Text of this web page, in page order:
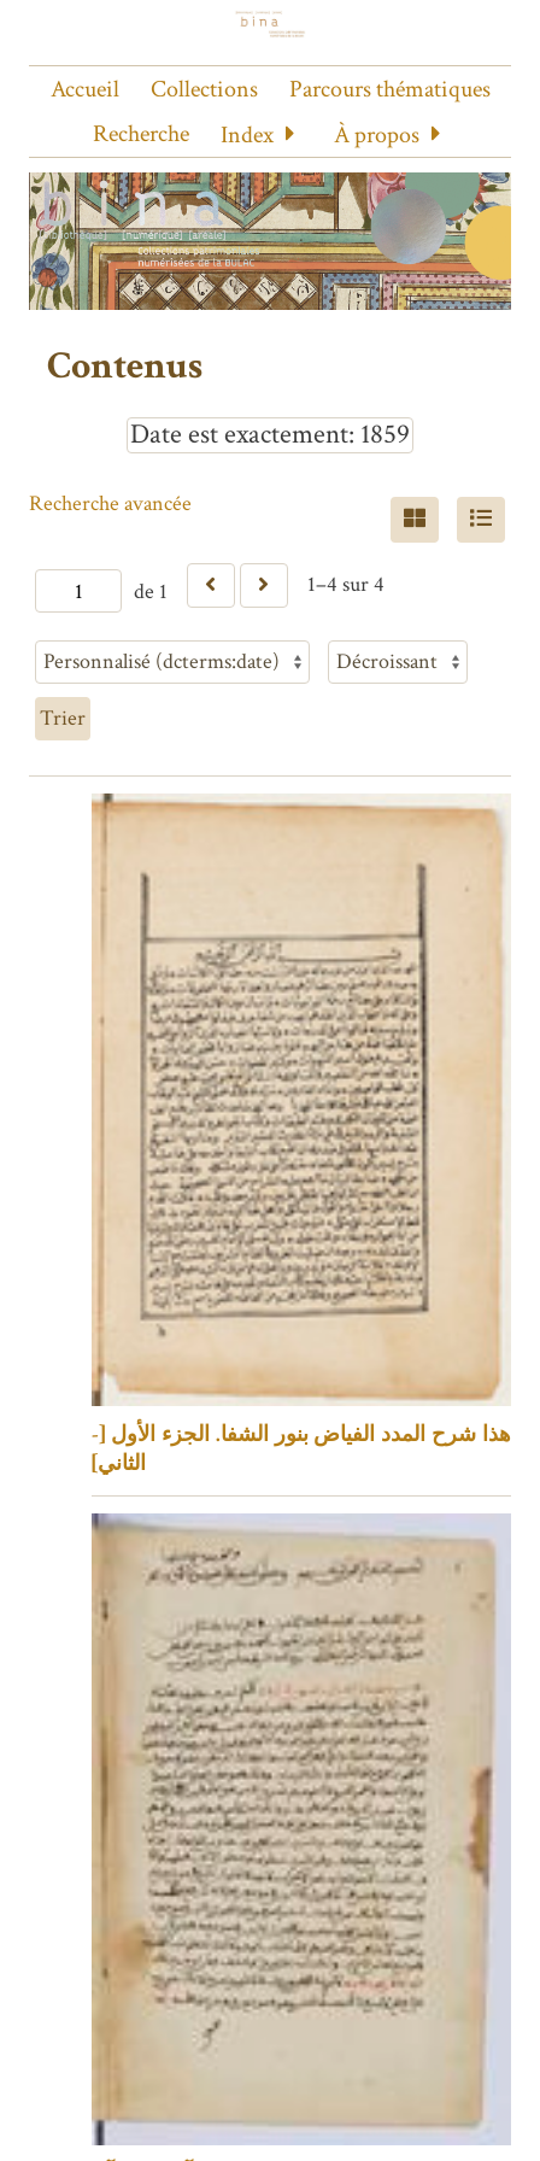
Accueil Collections
Parcours thématiques
Recherche
Index À propos
Contenus
Date est exactement 1859
de 1 1–4 sur 4
Recherche avancée
Trier
هذا شرح المدد الفياض بنور الشفا. الجزء الأول [-
الثاني]